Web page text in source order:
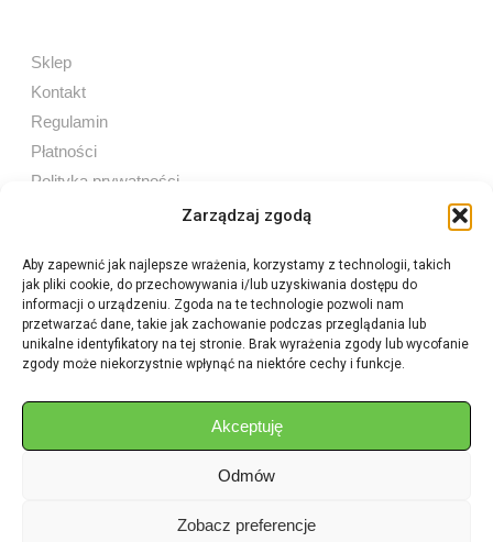
Zarządzaj zgodą
Aby zapewnić jak najlepsze wrażenia, korzystamy z technologii, takich
jak pliki cookie, do przechowywania i/lub uzyskiwania dostępu do
informacji o urządzeniu. Zgoda na te technologie pozwoli nam
przetwarzać dane, takie jak zachowanie podczas przeglądania lub
unikalne identyfikatory na tej stronie. Brak wyrażenia zgody lub wycofanie
zgody może niekorzystnie wpłynąć na niektóre cechy i funkcje.
Akceptuję
Odmów
Zobacz preferencje
Sklep
Kontakt
Regulamin
Płatności
Polityka prywatności
Sprzedaż internetowa
Tel:605 603 753
Sprzedaż detaliczna
aukcje.agrohurt@gmail.com